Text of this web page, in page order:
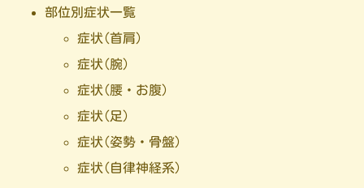
部位別症状一覧
症状(首肩)
症状(腕)
症状(腰・お腹)
症状(足)
症状(姿勢・骨盤)
症状(自律神経系)